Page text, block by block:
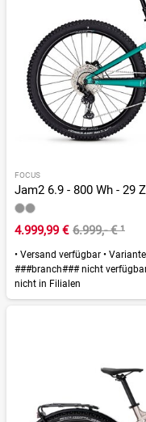
FOCUS
Jam2 6.9 - 800 Wh - 29
4.999,99 € 6.999,- €¹
• Versand verfügbar •
###branch### nicht
nicht in Filialen